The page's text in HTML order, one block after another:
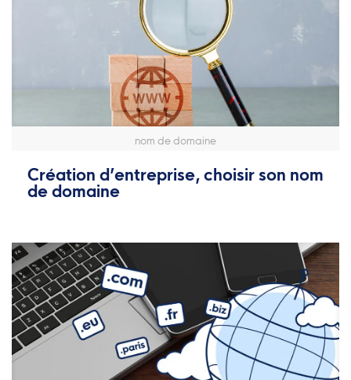
nom de domaine
Création d’entreprise, choisir son nom
de domaine